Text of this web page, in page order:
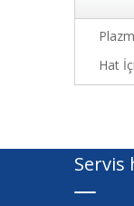
Hat
Servis